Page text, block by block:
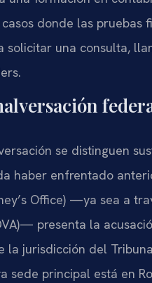
donde las pruebas
una consulta,
se distinguen
haber enfrentado
Office) —ya sea a
presenta la
la jurisdicción del
sede principal está en